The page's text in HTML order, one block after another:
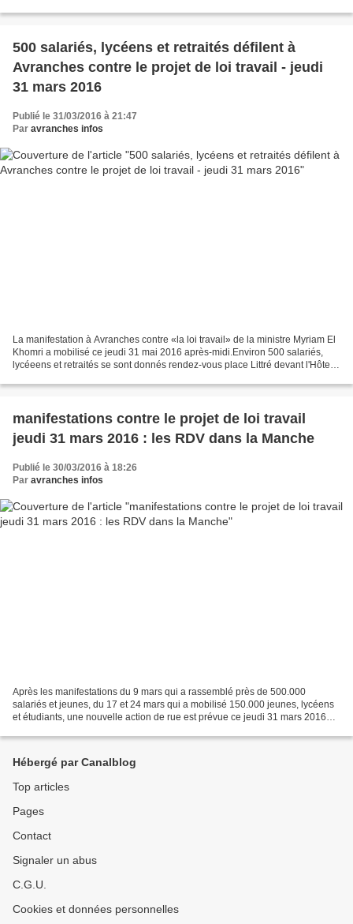
500 salariés, lycéens et retraités défilent à
Avranches contre le projet de loi travail - jeudi
31 mars 2016
Publié le 31/03/2016 à 21:47
Par avranches infos
La manifestation à Avranches contre «la loi travail» de la ministre Myriam El
Khomri a mobilisé ce jeudi 31 mai 2016 après-midi.Environ 500 salariés,
lycéeens et retraités se sont donnés rendez-vous place Littré devant l'Hôtel
manifestations contre le projet de loi travail
jeudi 31 mars 2016 : les RDV dans la Manche
Publié le 30/03/2016 à 18:26
Par avranches infos
Après les manifestations du 9 mars qui a rassemblé près de 500.000
salariés et jeunes, du 17 et 24 mars qui a mobilisé 150.000 jeunes, lycéens
et étudiants, une nouvelle action de rue est prévue ce jeudi 31 mars 2016
Hébergé par Canalblog
Top articles
Pages
Contact
Signaler un abus
C.G.U.
Cookies et données personnelles